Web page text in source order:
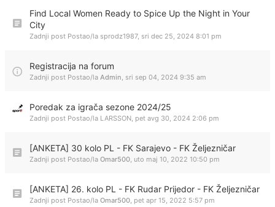
Find Local Women Ready to Spice Up the Night in Your
City
Zadnji post Postao/la sprodz1987, sri dec 25, 2024 8:01 pm
Registracija na forum
Zadnji post Postao/la Admin, sri sep 04, 2024 9:35 am
Poredak za igrača sezone 2024/25
Zadnji post Postao/la LARSSON, pet avg 30, 2024 2:06 pm
[ANKETA] 30 kolo PL - FK Sarajevo - FK Željezničar
Zadnji post Postao/la Omar500, uto maj 10, 2022 10:50 pm
[ANKETA] 26. kolo PL - FK Rudar Prijedor - FK Željezničar
Zadnji post Postao/la Omar500, pet apr 15, 2022 5:57 pm